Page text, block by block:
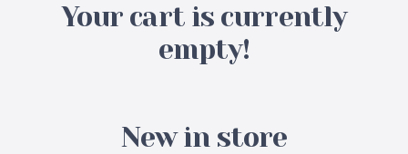
Your cart is currently
empty!
New in store